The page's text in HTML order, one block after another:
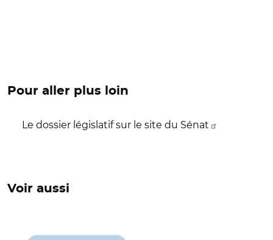
Pour aller plus loin
Le dossier législatif sur le site du Sénat
Voir aussi